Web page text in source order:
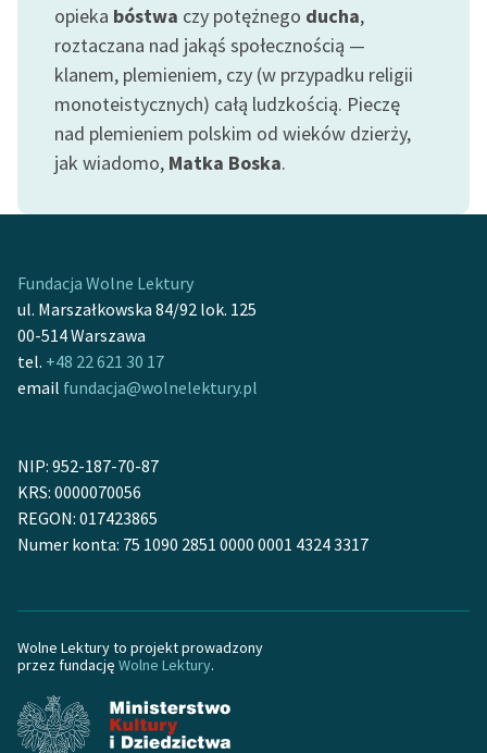
Regulamin biblioteki
Dane fundacji i
sprawozdania finansowe
Regulamin darowizn
Informacja o treściach
wrażliwych
opieka bóstwa czy potężnego ducha,
roztaczana nad jakąś społecznością —
klanem, plemieniem, czy (w przypadku religii
monoteistycznych) całą ludzkością. Pieczę
nad plemieniem polskim od wieków dzierży,
jak wiadomo, Matka Boska.
Fundacja Wolne Lektury
ul. Marszałkowska 84/92 lok. 125
00-514 Warszawa
tel. +48 22 621 30 17
email fundacja@wolnelektury.pl
NIP: 952-187-70-87
KRS: 0000070056
REGON: 017423865
Numer konta: 75 1090 2851 0000 0001 4324 3317
Wolne Lektury to projekt prowadzony
przez fundację Wolne Lektury.